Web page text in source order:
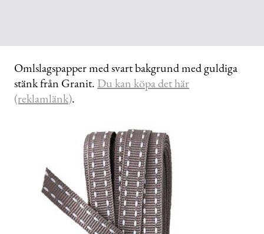
Omlslagspapper med svart bakgrund med guldiga
stänk från Granit. Du kan köpa det här
(reklamlänk).